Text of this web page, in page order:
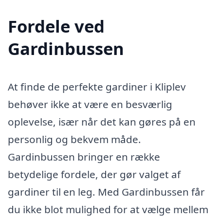
Fordele ved
Gardinbussen
At finde de perfekte gardiner i Kliplev
behøver ikke at være en besværlig
oplevelse, især når det kan gøres på en
personlig og bekvem måde.
Gardinbussen bringer en række
betydelige fordele, der gør valget af
gardiner til en leg. Med Gardinbussen får
du ikke blot mulighed for at vælge mellem